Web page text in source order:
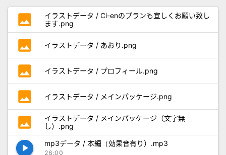
photo
イラストデータ / Ci-enのプランも宜しくお願い致し
ます.png
photo イラストデータ / あおり.png
photo イラストデータ / プロフィール.png
photo イラストデータ / メインパッケージ.png
photo
イラストデータ / メインパッケージ（文字無
し）.png
play_arrow mp3データ / 本編（効果音有り）.mp3
26:00